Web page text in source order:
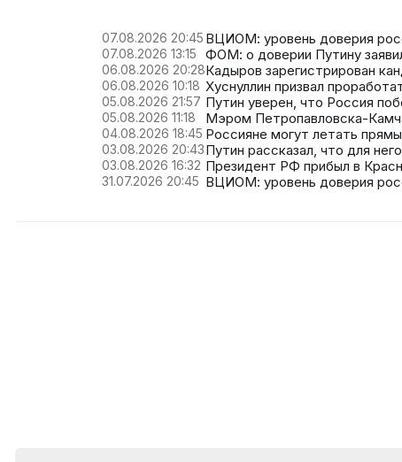
07.08.2026 20:45 ВЦИОМ: уровень доверия
07.08.2026 13:15 ФОМ: о доверии Путину
06.08.2026 20:28Кадыров зарегистрирован
06.08.2026 10:18 Хуснуллин призвал
05.08.2026 21:57 Путин уверен, что Россия
05.08.2026 11:18 Мэром Петропавловска-
04.08.2026 18:45 Россияне могут летать
03.08.2026 20:43Путин рассказал, что для
03.08.2026 16:32 Президент РФ прибыл в
31.07.2026 20:45 ВЦИОМ: уровень доверия